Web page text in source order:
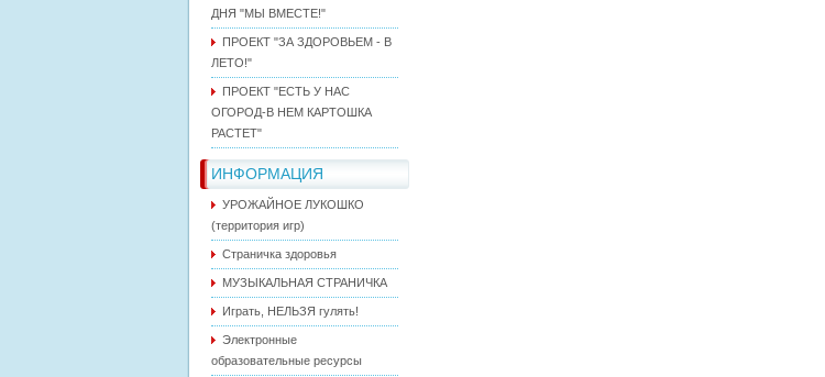
ДНЯ "МЫ ВМЕСТЕ!"
ПРОЕКТ "ЗА ЗДОРОВЬЕМ - В
ЛЕТО!"
ПРОЕКТ "ЕСТЬ У НАС
ОГОРОД-В НЕМ КАРТОШКА
РАСТЕТ"
ИНФОРМАЦИЯ
УРОЖАЙНОЕ ЛУКОШКО
(территория игр)
Страничка здоровья
МУЗЫКАЛЬНАЯ СТРАНИЧКА
Играть, НЕЛЬЗЯ гулять!
Электронные
образовательные ресурсы